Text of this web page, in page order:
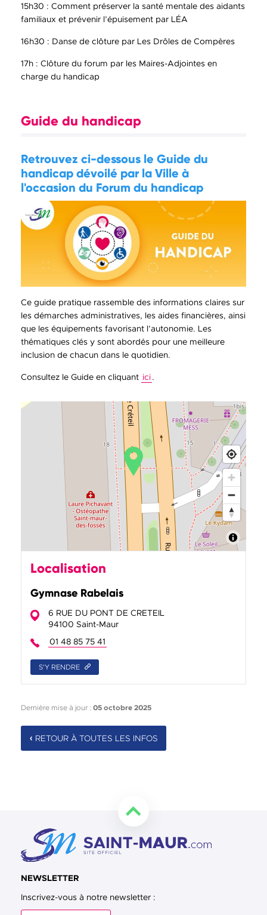
15h30 : Comment préserver la santé mentale des aidants
familiaux et prévenir l’épuisement par LÉA
16h30 : Danse de clôture par Les Drôles de Compères
17h : Clôture du forum par les Maires-Adjointes en
charge du handicap
Guide du handicap
Retrouvez ci-dessous le Guide du
handicap dévoilé par la Ville à
l'occasion du Forum du handicap
Ce guide pratique rassemble des informations claires sur
les démarches administratives, les aides financières, ainsi
que les équipements favorisant l’autonomie. Les
thématiques clés y sont abordés pour une meilleure
inclusion de chacun dans le quotidien.
Consultez le Guide en cliquant ici.
Localisation
Gymnase Rabelais
6 RUE DU PONT DE CRETEIL
94100 Saint-Maur
01 48 85 75 41
S'Y RENDRE
Dernière mise à jour : 05 octobre 2025
RETOUR À TOUTES LES INFOS
NEWSLETTER
Inscrivez-vous à notre newsletter :